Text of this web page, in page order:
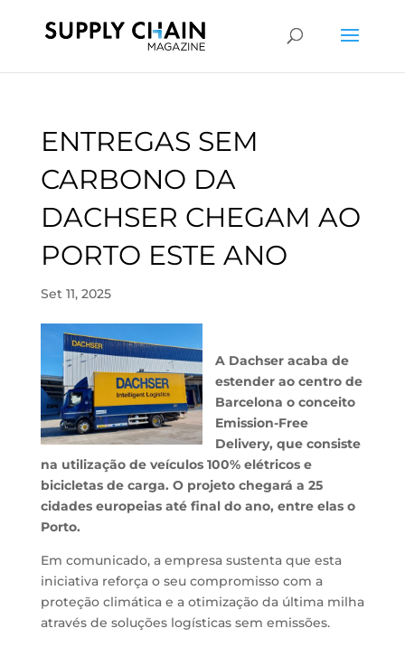
ENTREGAS SEM
CARBONO DA
DACHSER CHEGAM AO
PORTO ESTE ANO
Set 11, 2025
A Dachser acaba de
estender ao centro de
Barcelona o conceito
Emission-Free
Delivery, que consiste
na utilização de veículos 100% elétricos e
bicicletas de carga. O projeto chegará a 25
cidades europeias até final do ano, entre elas o
Porto.
Em comunicado, a empresa sustenta que esta
iniciativa reforça o seu compromisso com a
proteção climática e a otimização da última milha
através de soluções logísticas sem emissões.